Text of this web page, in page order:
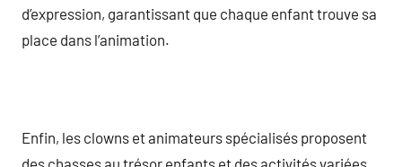
d’expression, garantissant que chaque enfant trouve sa
place dans l’animation.
Enfin, les clowns et animateurs spécialisés proposent
des chasses au trésor enfants et des activités variées,